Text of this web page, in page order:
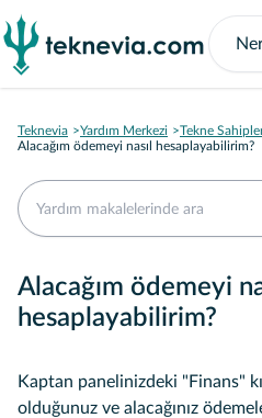
Teknevia Yardım Merkezi Tekne
Alacağım ödemeyi nasıl hesaplayabilirim?
Alacağım ödemeyi
hesaplayabilirim?
Kaptan panelinizdeki "Finans"
olduğunuz ve alacağınız